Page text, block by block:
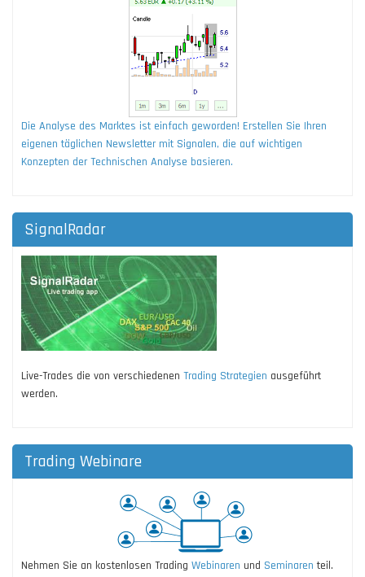
Die Analyse des Marktes ist einfach geworden! Erstellen Sie Ihren
eigenen täglichen Newsletter mit Signalen, die auf wichtigen
Konzepten der Technischen Analyse basieren.
SignalRadar
Live-Trades die von verschiedenen Trading Strategien ausgeführt
werden.
Trading Webinare
Nehmen Sie an kostenlosen Trading Webinaren und Seminaren teil.